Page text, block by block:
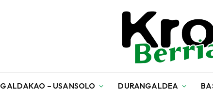
GALDAKAO – USANSOLO DURANGALDEA